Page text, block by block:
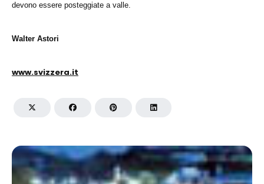
devono essere posteggiate a valle.
Walter Astori
www.svizzera.it